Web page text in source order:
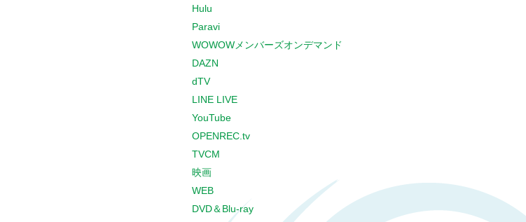
Hulu
Paravi
WOWOWメンバーズオンデマンド
DAZN
dTV
LINE LIVE
YouTube
OPENREC.tv
TVCM
映画
WEB
DVD＆Blu-ray